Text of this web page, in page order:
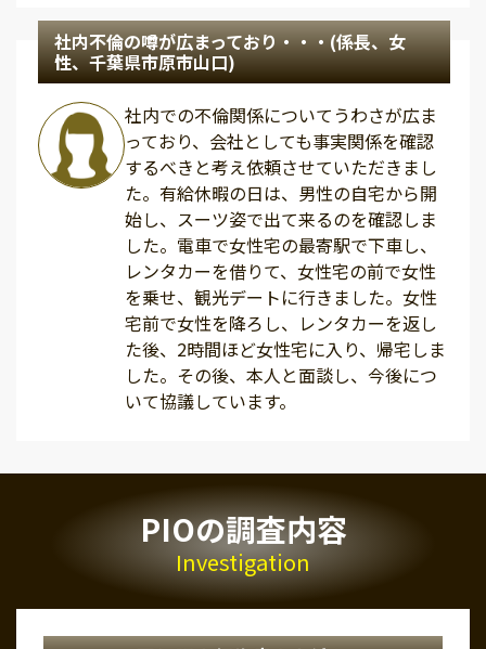
社内不倫の噂が広まっており・・・(係長、女
性、千葉県市原市山口)
社内での不倫関係についてうわさが広ま
っており、会社としても事実関係を確認
するべきと考え依頼させていただきまし
た。有給休暇の日は、男性の自宅から開
始し、スーツ姿で出て来るのを確認しま
した。電車で女性宅の最寄駅で下車し、
レンタカーを借りて、女性宅の前で女性
を乗せ、観光デートに行きました。女性
宅前で女性を降ろし、レンタカーを返し
た後、2時間ほど女性宅に入り、帰宅しま
した。その後、本人と面談し、今後につ
いて協議しています。
PIOの調査内容
Investigation